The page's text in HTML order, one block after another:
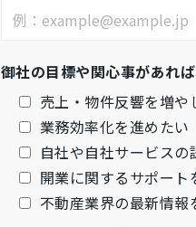
御社の目標や関心事があれ
売上・物件反響を増や
業務効率化を進めたい
自社や自社サービスの
開業に関するサポート
不動産業界の最新情報